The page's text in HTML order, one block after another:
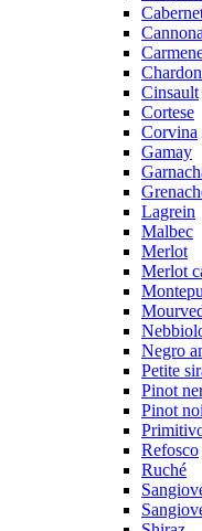
Cinsault
Cortese
Corvina
Gamay
Lagrein
Malbec
Merlot
Merlot
Negro
Petite
Pinot
Pinot
Refosco
Ruché